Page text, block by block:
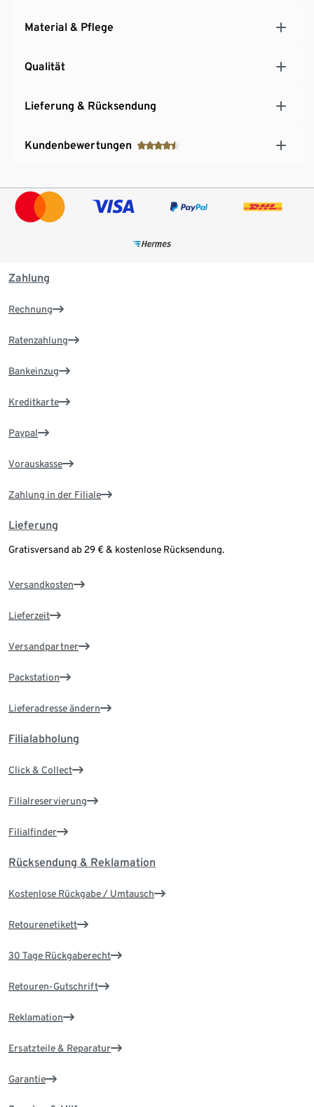
Material & Pflege
Qualität
Lieferung & Rücksendung
Kundenbewertungen
Zahlung
Rechnung
Ratenzahlung
Bankeinzug
Kreditkarte
Paypal
Vorauskasse
Zahlung in der Filiale
Lieferung
Gratisversand ab 29 € & kostenlose Rücksendung.
Versandkosten
Lieferzeit
Versandpartner
Packstation
Lieferadresse ändern
Filialabholung
Click & Collect
Filialreservierung
Filialfinder
Rücksendung & Reklamation
Kostenlose Rückgabe / Umtausch
Retourenetikett
30 Tage Rückgaberecht
Retouren-Gutschrift
Reklamation
Ersatzteile & Reparatur
Garantie